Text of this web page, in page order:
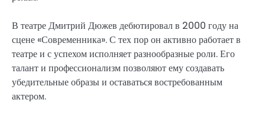
В театре Дмитрий Дюжев дебютировал в 2000 году на
сцене «Современника». С тех пор он активно работает в
театре и с успехом исполняет разнообразные роли. Его
талант и профессионализм позволяют ему создавать
убедительные образы и оставаться востребованным
актером.